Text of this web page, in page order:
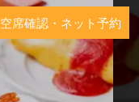
空席確認・ネット予約